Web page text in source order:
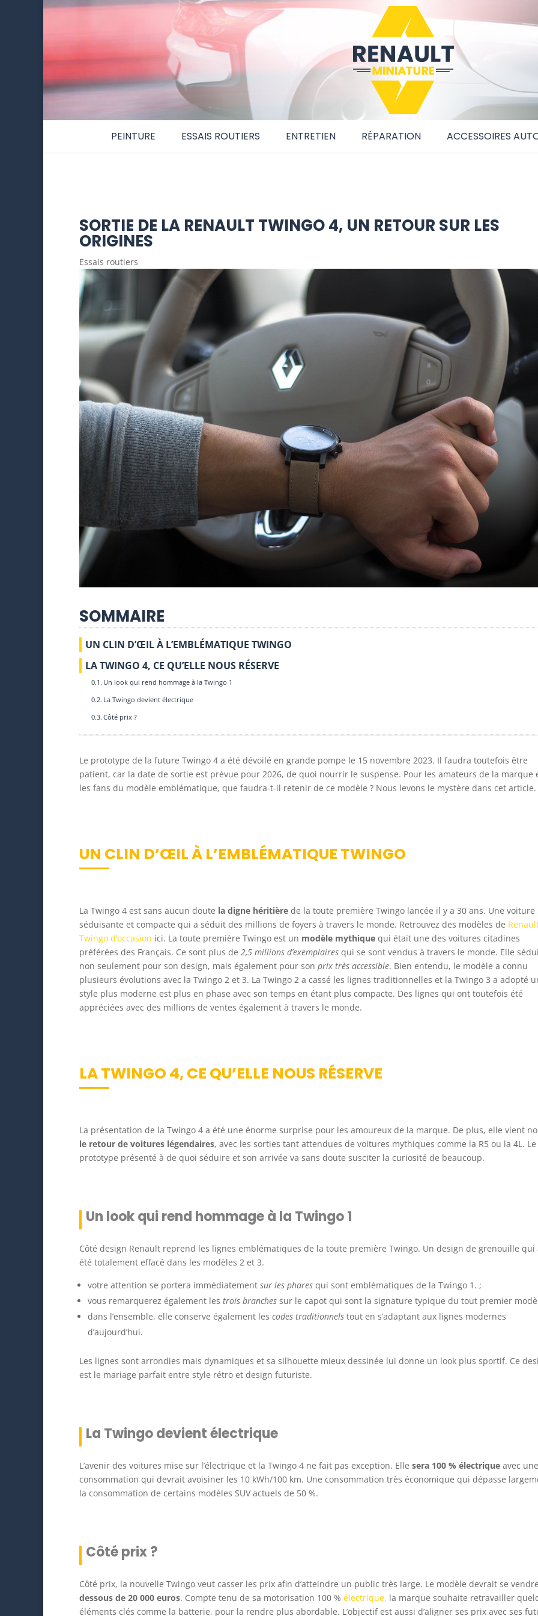
PEINTURE ESSAIS ROUTIERS ENTRETIEN RÉPARATION ACCESSOIRES
SORTIE DE LA RENAULT TWINGO 4, UN RETOUR SUR LES
ORIGINES
Essais routiers
SOMMAIRE
UN CLIN D’ŒIL À L’EMBLÉMATIQUE TWINGO
LA TWINGO 4, CE QU’ELLE NOUS RÉSERVE
Un look qui rend hommage à la Twingo 1
La Twingo devient électrique
Côté prix ?
Le prototype de la future Twingo 4 a été dévoilé en grande pompe le 15 novembre 2023. Il faudra toutefois être
patient, car la date de sortie est prévue pour 2026, de quoi nourrir le suspense. Pour les amateurs de la marque
les fans du modèle emblématique, que faudra-t-il retenir de ce modèle ? Nous levons le mystère dans cet article.
UN CLIN D’ŒIL À L’EMBLÉMATIQUE TWINGO
La Twingo 4 est sans aucun doute la digne héritière de la toute première Twingo lancée il y a 30 ans. Une voiture
séduisante et compacte qui a séduit des millions de foyers à travers le monde. Retrouvez des modèles de
Twingo d’occasion ici. La toute première Twingo est un modèle mythique qui était une des voitures citadines
préférées des Français. Ce sont plus de 2,5 millions d’exemplaires qui se sont vendus à travers le monde. Elle
non seulement pour son design, mais également pour son prix très accessible. Bien entendu, le modèle a connu
plusieurs évolutions avec la Twingo 2 et 3. La Twingo 2 a cassé les lignes traditionnelles et la Twingo 3 a adopté
style plus moderne est plus en phase avec son temps en étant plus compacte. Des lignes qui ont toutefois été
appréciées avec des millions de ventes également à travers le monde.
LA TWINGO 4, CE QU’ELLE NOUS RÉSERVE
La présentation de la Twingo 4 a été une énorme surprise pour les amoureux de la marque. De plus, elle vient
le retour de voitures légendaires, avec les sorties tant attendues de voitures mythiques comme la R5 ou la 4L. Le
prototype présenté à de quoi séduire et son arrivée va sans doute susciter la curiosité de beaucoup.
Un look qui rend hommage à la Twingo 1
Côté design Renault reprend les lignes emblématiques de la toute première Twingo. Un design de grenouille qui
été totalement effacé dans les modèles 2 et 3.
votre attention se portera immédiatement sur les phares qui sont emblématiques de la Twingo 1. ;
vous remarquerez également les trois branches sur le capot qui sont la signature typique du tout premier
dans l’ensemble, elle conserve également les codes traditionnels tout en s’adaptant aux lignes modernes
d’aujourd’hui.
Les lignes sont arrondies mais dynamiques et sa silhouette mieux dessinée lui donne un look plus sportif. Ce
est le mariage parfait entre style rétro et design futuriste.
La Twingo devient électrique
L’avenir des voitures mise sur l’électrique et la Twingo 4 ne fait pas exception. Elle sera 100 % électrique avec une
consommation qui devrait avoisiner les 10 kWh/100 km. Une consommation très économique qui dépasse
la consommation de certains modèles SUV actuels de 50 %.
Côté prix ?
Côté prix, la nouvelle Twingo veut casser les prix afin d’atteindre un public très large. Le modèle devrait se
dessous de 20 000 euros. Compte tenu de sa motorisation 100 % électrique, la marque souhaite retravailler
éléments clés comme la batterie, pour la rendre plus abordable. L’objectif est aussi d’aligner ses prix avec ses